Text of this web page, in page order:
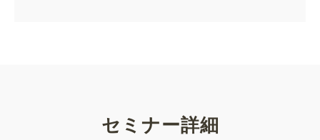
セミナー詳細